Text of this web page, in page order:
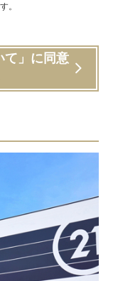
。
て」に同意